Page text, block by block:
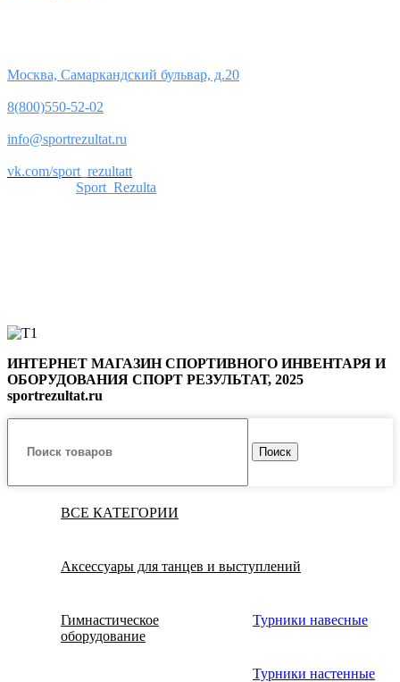
Москва, Самаркандский бульвар, д.20
8(800)550-52-02
info@sportrezultat.ru
vk.com/sport_rezultatt
Sport_Rezulta
ИНТЕРНЕТ МАГАЗИН СПОРТИВНОГО ИНВЕНТАРЯ И
ОБОРУДОВАНИЯ СПОРТ РЕЗУЛЬТАТ, 2025
sportrezultat.ru
Поиск
ВСЕ КАТЕГОРИИ
Аксессуары для танцев и выступлений
Гимнастическое
оборудование
Турники навесные
Турники настенные